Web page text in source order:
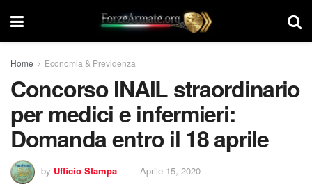
Home Economia & Previdenza
Concorso INAIL straordinario
per medici e infermieri:
Domanda entro il 18 aprile
by Ufficio Stampa Aprile 15, 2020